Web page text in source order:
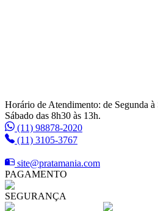
Horário de Atendimento: de Segunda à
Sábado das 8h30 às 13h.
(11) 98878-2020
(11) 3105-3767
site@pratamania.com
PAGAMENTO
SEGURANÇA